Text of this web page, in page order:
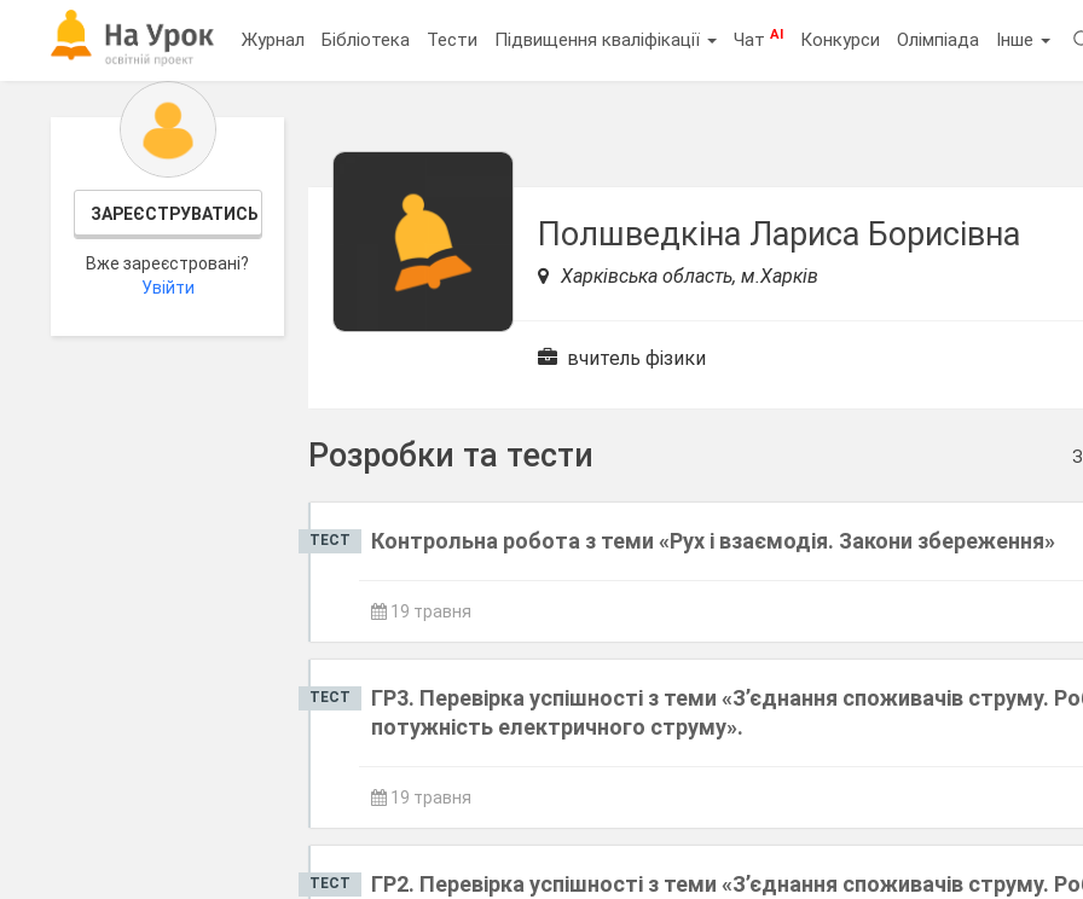
Журнал Бібліотека Тести Підвищення кваліфікації ЧатAI Конкурси Олімпіада Інше
ЗАРЕЄСТРУВАТИСЬ
Вже зареєстровані?
Увійти
Полшведкіна Лариса Борисівна
Харківська область, м.Харків
вчитель фізики
Розробки та тести
ТЕСТ Контрольна робота з теми «Рух і взаємодія. Закони збереження»
19 травня
ТЕСТ
ГР3. Перевірка успішності з теми «З’єднання споживачів струму.
потужність електричного струму».
19 травня
ТЕСТ
ГР2. Перевірка успішності з теми «З’єднання споживачів струму.